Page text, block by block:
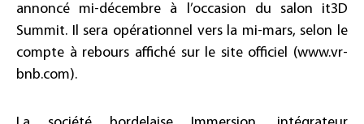
annoncé mi-décembre à l’occasion du salon it3D
Summit. Il sera opérationnel vers la mi-mars, selon le
compte à rebours affiché sur le site officiel (www.vr-
bnb.com).